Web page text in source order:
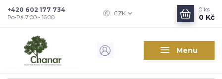
Menu
CZK
+420 602 177 734
Po-Pá 7:00 - 16:00
0 ks
0 Kč